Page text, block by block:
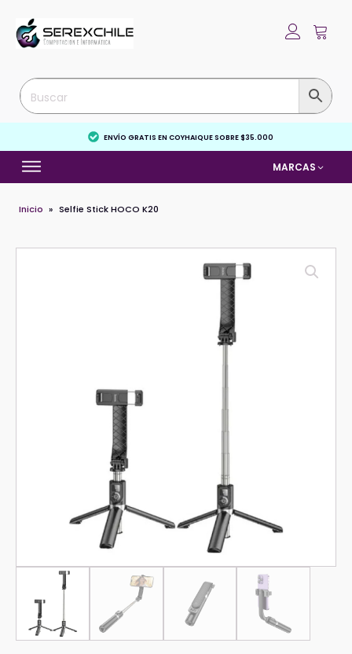
ENVÍO GRATIS EN COYHAIQUE SOBRE $35.000
MARCAS
Inicio » Selfie Stick HOCO K20